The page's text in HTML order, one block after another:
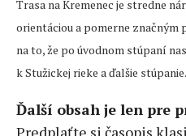
Trasa na Kremenec je stredne
orientáciou a pomerne značným
na to, že po úvodnom stúpaní
k Stužickej rieke a ďalšie
Ďalší obsah je len pre